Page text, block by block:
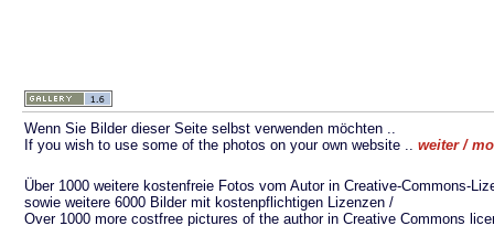
Wenn Sie Bilder dieser Seite selbst verwenden möchten ..
If you wish to use some of the photos on your own website .. weiter /
Über 1000 weitere kostenfreie Fotos vom Autor in Creative-Commons-
sowie weitere 6000 Bilder mit kostenpflichtigen Lizenzen /
Over 1000 more costfree pictures of the author in Creative Commons